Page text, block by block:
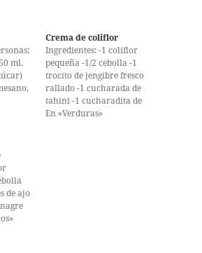
ml.
Lava
de
Crema de coliflor
Ingredientes: -1 coliflor
pequeña -1/2 cebolla -1
trocito de jengibre fresco
rallado -1 cucharada de
tahini -1 cucharadita de
comino molido -Aceite de
En «Verduras»
de ajo